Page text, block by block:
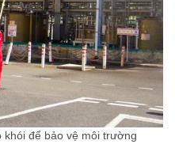
để bảo vệ môi trường